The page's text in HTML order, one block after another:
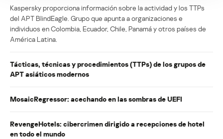
Kaspersky proporciona información sobre la actividad y los TTPs
del APT BlindEagle. Grupo que apunta a organizaciones e
individuos en Colombia, Ecuador, Chile, Panamá y otros países de
América Latina.
Tácticas, técnicas y procedimientos (TTPs) de los grupos de
APT asiáticos modernos
MosaicRegressor: acechando en las sombras de UEFI
RevengeHotels: cibercrimen dirigido a recepciones de hotel
en todo el mundo